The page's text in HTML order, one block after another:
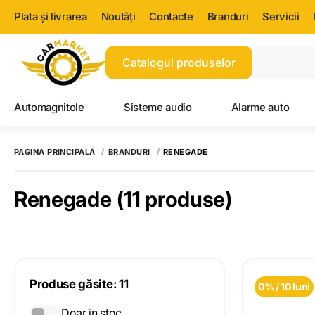
Plata și livrarea Noutăți Contacte Branduri Servicii
Catalogul produselor
Automagnitole Sisteme audio Alarme auto
PAGINA PRINCIPALĂ BRANDURI RENEGADE
Renegade (11 produse)
Produse găsite: 11 0% / 10 luni